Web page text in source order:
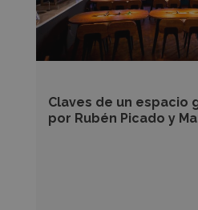
Claves de un espacio
por Rubén Picado y
Rubén
Picado
José
de